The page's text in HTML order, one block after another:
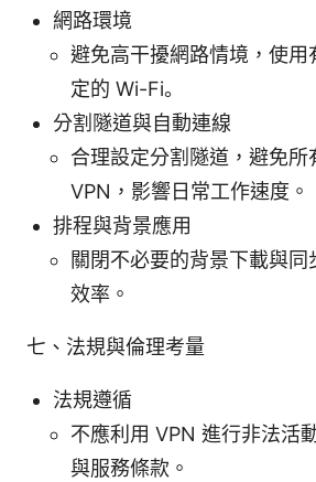
網路環境
避免高干擾網路情境，使用
定的 Wi-Fi。
分割隧道與自動連線
合理設定分割隧道，避免所
VPN，影響日常工作速度。
排程與背景應用
關閉不必要的背景下載與同
效率。
七、法規與倫理考量
法規遵循
不應利用 VPN 進行非法活
與服務條款。